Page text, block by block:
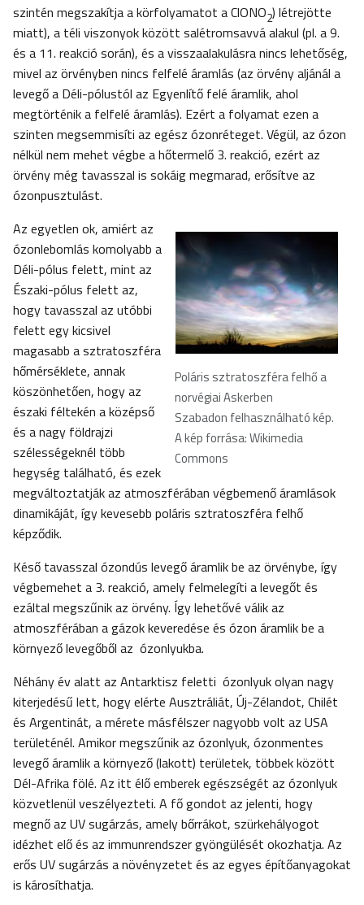
szintén megszakítja a körfolyamatot a ClONO2) létrejötte
miatt), a téli viszonyok között salétromsavvá alakul (pl. a 9.
és a 11. reakció során), és a visszaalakulásra nincs lehetőség,
mivel az örvényben nincs felfelé áramlás (az örvény aljánál a
levegő a Déli-pólustól az Egyenlítő felé áramlik, ahol
megtörténik a felfelé áramlás). Ezért a folyamat ezen a
szinten megsemmisíti az egész ózonréteget. Végül, az ózon
nélkül nem mehet végbe a hőtermelő 3. reakció, ezért az
örvény még tavasszal is sokáig megmarad, erősítve az
ózonpusztulást.
Poláris sztratoszféra felhő a
norvégiai Askerben
Szabadon felhasználható kép.
A kép forrása: Wikimedia
Commons
Az egyetlen ok, amiért az
ózonlebomlás komolyabb a
Déli-pólus felett, mint az
Északi-pólus felett az,
hogy tavasszal az utóbbi
felett egy kicsivel
magasabb a sztratoszféra
hőmérséklete, annak
köszönhetően, hogy az
északi féltekén a középső
és a nagy földrajzi
szélességeknél több
hegység található, és ezek
megváltoztatják az atmoszférában végbemenő áramlások
dinamikáját, így kevesebb poláris sztratoszféra felhő
képződik.
Késő tavasszal ózondús levegő áramlik be az örvénybe, így
végbemehet a 3. reakció, amely felmelegíti a levegőt és
ezáltal megszűnik az örvény. Így lehetővé válik az
atmoszférában a gázok keveredése és ózon áramlik be a
környező levegőből az ózonlyukba.
Néhány év alatt az Antarktisz feletti ózonlyuk olyan nagy
kiterjedésű lett, hogy elérte Ausztráliát, Új-Zélandot, Chilét
és Argentinát, a mérete másfélszer nagyobb volt az USA
területénél. Amikor megszűnik az ózonlyuk, ózonmentes
levegő áramlik a környező (lakott) területek, többek között
Dél-Afrika fölé. Az itt élő emberek egészségét az ózonlyuk
közvetlenül veszélyezteti. A fő gondot az jelenti, hogy
megnő az UV sugárzás, amely bőrrákot, szürkehályogot
idézhet elő és az immunrendszer gyöngülését okozhatja. Az
erős UV sugárzás a növényzetet és az egyes építőanyagokat
is károsíthatja.